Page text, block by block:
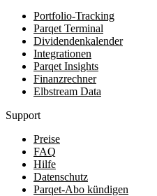
Portfolio-Tracking
Parqet Terminal
Dividendenkalender
Integrationen
Parqet Insights
Finanzrechner
Elbstream Data
Support
Preise
FAQ
Hilfe
Datenschutz
Parqet-Abo kündigen